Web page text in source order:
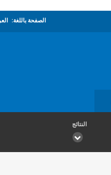
الصفحة باللغة:
النتائج